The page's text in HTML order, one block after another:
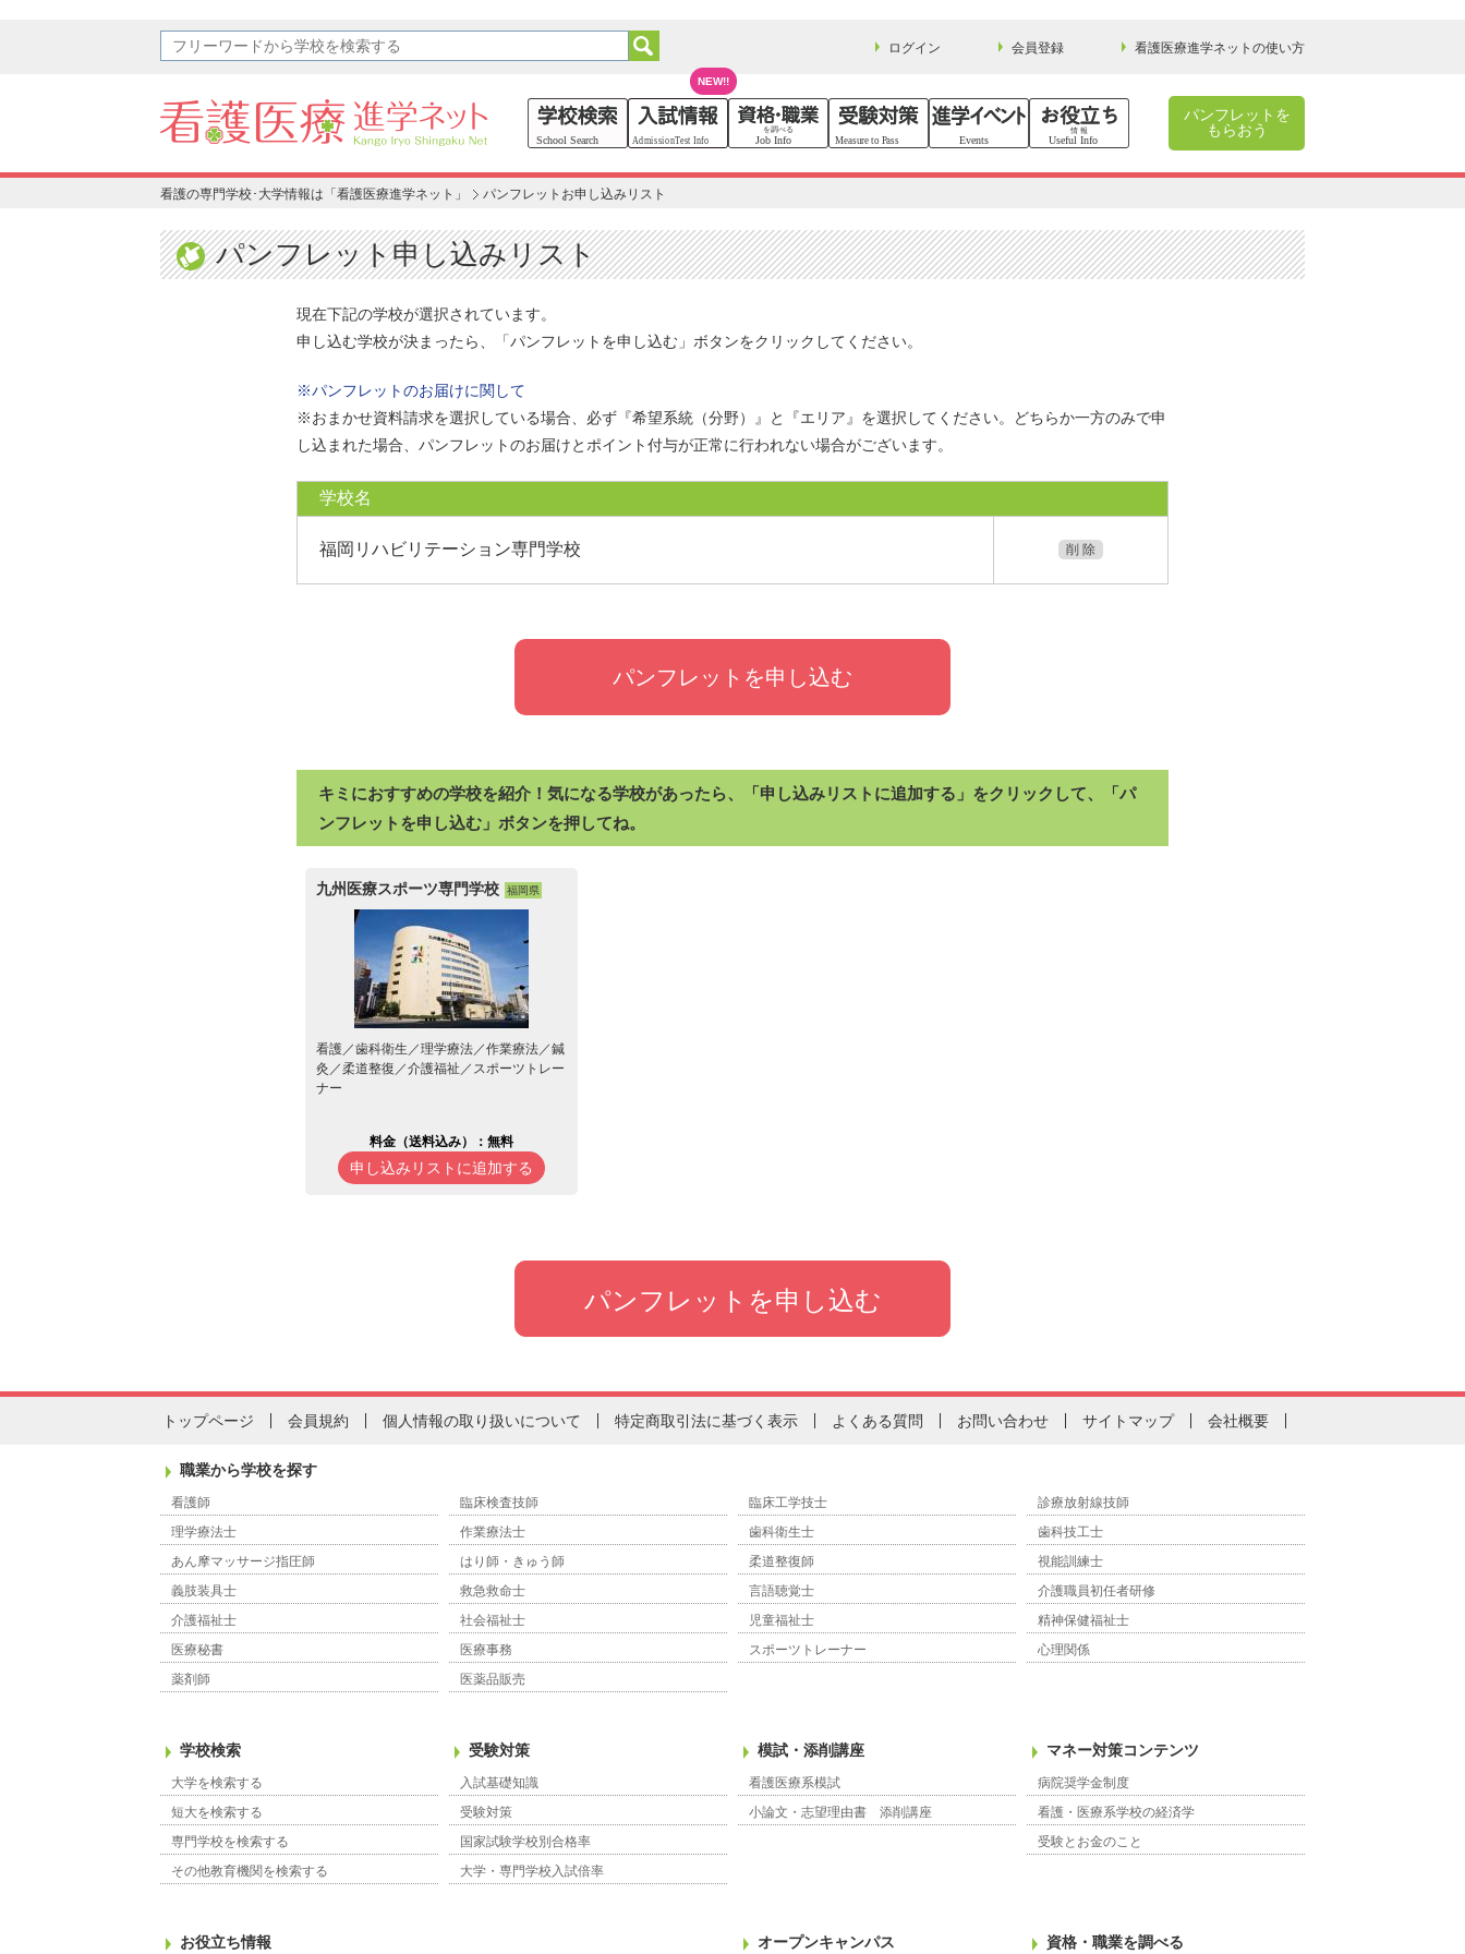
ログイン 会員登録 看護医療進学ネットの使い方
NEW!!
パンフレットを
もらおう
看護の専門学校･大学情報は「看護医療進学ネット」 パンフレットお申し込みリスト
パンフレット申し込みリスト
現在下記の学校が選択されています。
申し込む学校が決まったら、「パンフレットを申し込む」ボタンをクリックしてください。
※パンフレットのお届けに関して
※おまかせ資料請求を選択している場合、必ず『希望系統（分野）』と『エリア』を選択してください。どちらか一方のみで申
し込まれた場合、パンフレットのお届けとポイント付与が正常に行われない場合がございます。
学校名
福岡リハビリテーション専門学校 削 除
パンフレットを申し込む
キミにおすすめの学校を紹介！気になる学校があったら、「申し込みリストに追加する」をクリックして、「パ
ンフレットを申し込む」ボタンを押してね。
九州医療スポーツ専門学校 福岡県
看護／歯科衛生／理学療法／作業療法／鍼
灸／柔道整復／介護福祉／スポーツトレー
ナー
料金（送料込み）：無料
申し込みリストに追加する
トップページ 会員規約 個人情報の取り扱いについて 特定商取引法に基づく表示 よくある質問 お問い合わせ サイトマップ 会社概要
職業から学校を探す
看護師 臨床検査技師 臨床工学技士
診療放射線技師
理学療法士
作業療法士 歯科衛生士
歯科技工士
あん摩マッサージ指圧師
はり師・きゅう師 柔道整復師
視能訓練士
義肢装具士
救急救命士 言語聴覚士
介護職員初任者研修
介護福祉士
社会福祉士 児童福祉士
精神保健福祉士
医療秘書
医療事務 スポーツトレーナー
心理関係
薬剤師
医薬品販売
学校検索
大学を検索する
短大を検索する
専門学校を検索する
その他教育機関を検索する
受験対策
入試基礎知識
受験対策
国家試験学校別合格率
大学・専門学校入試倍率
模試・添削講座
看護医療系模試
小論文・志望理由書 添削講座
マネー対策コンテンツ
病院奨学金制度
看護・医療系学校の経済学
受験とお金のこと
お役立ち情報 オープンキャンパス 資格・職業を調べる